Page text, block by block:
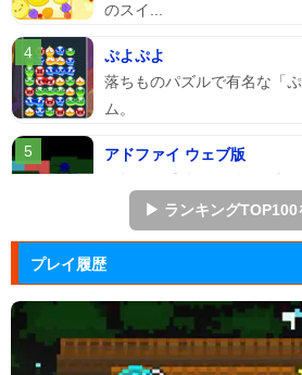
のスイ...
ぷよぷよ
落ちものパズルで有名な「
ム。
アドファイ ウェブ版
る音楽ゲーム...
マージェストキングダム
ションゲーム...
ジュエルカラーリング
▶ ランキングTOP100
プレイ履歴